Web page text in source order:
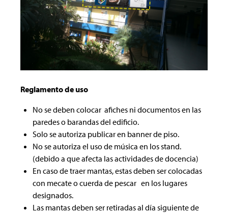
Reglamento de uso
No se deben colocar afiches ni documentos en las
paredes o barandas del edificio.
Solo se autoriza publicar en banner de piso.
No se autoriza el uso de música en los stand.
(debido a que afecta las actividades de docencia)
En caso de traer mantas, estas deben ser colocadas
con mecate o cuerda de pescar en los lugares
designados.
Las mantas deben ser retiradas al día siguiente de